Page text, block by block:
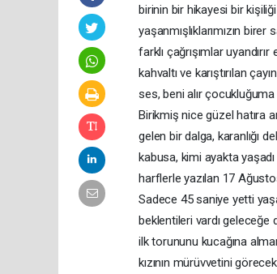
birinin bir hikayesi bir
yaşanmışlıklarımızın
farklı çağrışımlar
kahvaltı ve karıştırılan
ses, beni alır
Birikmiş nice güzel hatıra
gelen bir dalga, karanlığı
kabusa, kimi ayakta
harflerle yazılan 17
Sadece 45 saniye yetti
beklentileri vardı geleceğe
ilk torununu kucağına
kızının mürüvvetini